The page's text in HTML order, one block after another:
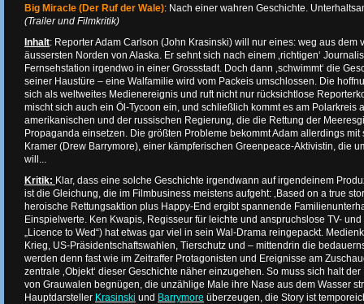
Big Miracle (Der Ruf der Wale): Nach einer wahren Geschichte.
(Trailer und Filmkritik)
Inhalt: Reporter Adam Carlson (John Krasinski) will nur eines: weg aus dem
äussersten Norden von Alaska. Er sehnt sich nach einem ‚richtigen‘
Fernsehstation irgendwo in einer Grossstadt. Doch dann ‚schwimmt‘ die
seiner Haustüre – eine Walfamilie wird vom Packeis umschlossen. Die
sich als weltweites Medienereignis und ruft nicht nur rücksichtlose
mischt sich auch ein Öl-Tycoon ein, und schließlich kommt es am Polarkreis
amerikanischen und der russischen Regierung, die die Rettung der
Propaganda einsetzen. Die größten Probleme bekommt Adam allerdings
Kramer (Drew Barrymore), einer kämpferischen Greenpeace-Aktivistin, die
will...
Kritik: Klar, dass eine solche Geschichte irgendwann auf irgendeinem
ist die Gleichung, die im Filmbusiness meistens aufgeht: ‚Based on a true
heroische Rettungsaktion plus Happy-End ergibt spannende
Einspielwerte. Ken Kwapis, Regisseur für leichte und anspruchslose TV- und
„Licence to Wed“) hat etwas gar viel in sein Wal-Drama reingepackt.
Krieg, US-Präsidentschaftswahlen, Tierschutz und – mittendrin die
werden denn fast wie im Zeitraffer Protagonisten und Ereignisse am
zentrale ‚Objekt‘ dieser Geschichte näher einzugehen. So muss sich halt
von Grauwalen begnügen, die unzählige Male ihre Nase aus dem Wasser
Hauptdarsteller Krasinski und Barrymore überzeugen, die Story ist